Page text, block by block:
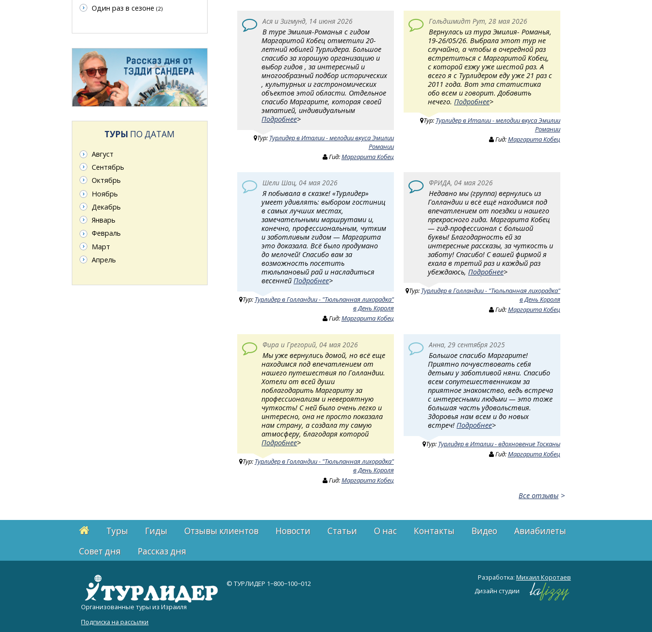
Ася и Зигмунд, 14 июня 2026
В туре Эмилия-Романья с гидом
Маргаритой Кобец отметили 20-
летний юбилей Турлидера. Большое
спасибо за хорошую организацию и
выбор гидов , за интересный и
многообразный подбор исторических
, культурных и гастрономических
объектов этой области. Отдельное
спасибо Маргарите, которая своей
эмпатией, индивидуальным
Подробнее>
Тур: Турлидер в Италии - мелодии вкуса Эмилии
Романии
Гид:Маргарита Кобец
Гольдшмидт Рут, 28 мая 2026
Вернулась из тура Эмилия- Романья,
19-26/05/26. Выбрала этот тур не
случайно, а чтобы в очередной раз
встретиться с Маргаритой Кобец,
с которой езжу уже шестой раз. А
всего я с Турлидером еду уже 21 раз с
2011 года. Вот эта статистика
обо всем и говорит. Добавить
нечего.Подробнее>
Тур: Турлидер в Италии - мелодии вкуса Эмилии
Романии
Гид:Маргарита Кобец
Шели Шац, 04 мая 2026
Я побывала в сказке! «Турлидер»
умеет удивлять: выбором гостиниц
в самых лучших местах,
замечательными маршрутами и,
конечно, профессиональным, чутким
и заботливым гидом — Маргарита
это доказала. Всё было продумано
до мелочей! Спасибо вам за
возможность посетить
тюльпановый рай и насладиться
весеннейПодробнее>
Тур: Турлидер в Голландии - "Тюльпанная лихорадка"
в День Короля
Гид:Маргарита Кобец
ФРИДА, 04 мая 2026
Недавно мы (группа) вернулись из
Голландии и всё ещё находимся под
впечатлением от поездки и нашего
прекрасного гида. Маргарита Кобец
— гид-профессионал с большой
буквы! Благодарность ей за
интересные рассказы, за чуткость и
заботу! Спасибо! С вашей фирмой я
ехала в третий раз и каждый раз
убеждаюсь,Подробнее>
Тур: Турлидер в Голландии - "Тюльпанная лихорадка"
в День Короля
Гид:Маргарита Кобец
Фира и Грегорий, 04 мая 2026
Мы уже вернулись домой, но всё еще
находимся под впечатлением от
нашего путешествия по Голландии.
Хотели от всей души
поблагодарить Маргариту за
профессионализм и невероятную
чуткость! ​ С ней было очень легко и
интересно, она не просто показала
нам страну, а создала ту самую
атмосферу, благодаря которой
Подробнее>
Тур: Турлидер в Голландии - "Тюльпанная лихорадка"
в День Короля
Гид:Маргарита Кобец
Анна, 29 сентября 2025
Большое спасибо Маргарите!
Приятно почувствовать себя
детьми у заботливой няни. Спасибо
всем сопутешественникам за
приятное знакомство, ведь встреча
с интересными людьми — это тоже
большая часть удовольствия.
Здоровья нам всем и до новых
встреч! Подробнее>
Тур: Турлидер в Италии - вдохновение Тосканы
Гид:Маргарита Кобец
Все отзывы
Один раз в сезоне (2)
ТУРЫ ПО ДАТАМ
Август
Сентябрь
Октябрь
Ноябрь
Декабрь
Январь
Февраль
Март
Апрель
Туры Гиды Отзывы клиентов Новости Статьи О нас Контакты Видео
Авиабилеты
Cовет дня
Рассказ дня
© ТУРЛИДЕР 1−800−100−012
Организованные туры из Израиля
Подписка на рассылки
Разработка: Михаил Коротаев
Дизайн студии